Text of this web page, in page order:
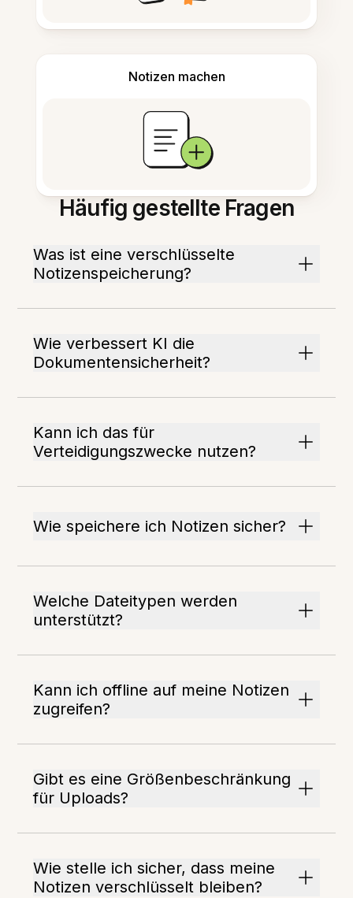
Notizen machen
Häufig gestellte Fragen
Was ist eine verschlüsselte
Notizenspeicherung?
Wie verbessert KI die
Dokumentensicherheit?
Kann ich das für
Verteidigungszwecke nutzen?
Wie speichere ich Notizen sicher?
Welche Dateitypen werden
unterstützt?
Kann ich offline auf meine Notizen
zugreifen?
Gibt es eine Größenbeschränkung
für Uploads?
Wie stelle ich sicher, dass meine
Notizen verschlüsselt bleiben?